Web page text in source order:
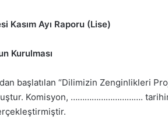
Kasım Ayı Raporu (Lise)
Kurulması
başlatılan “Dilimizin Zenginlikleri
Komisyon, ………………………….